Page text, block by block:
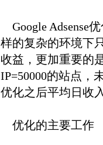
Google Adsense
样的复杂的环境下
收益，更加重要的
IP=50000的站点，
优化之后平均日收
优化的主要工作